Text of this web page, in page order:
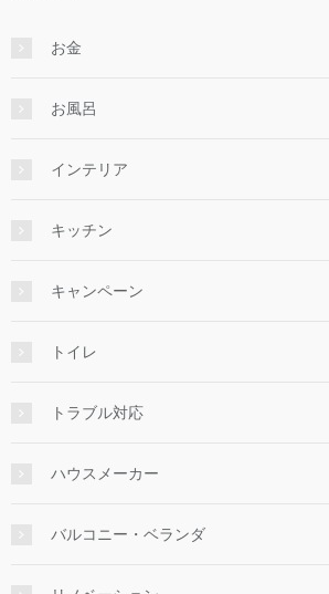
お金
お風呂
インテリア
キッチン
キャンペーン
トイレ
トラブル対応
ハウスメーカー
バルコニー・ベランダ